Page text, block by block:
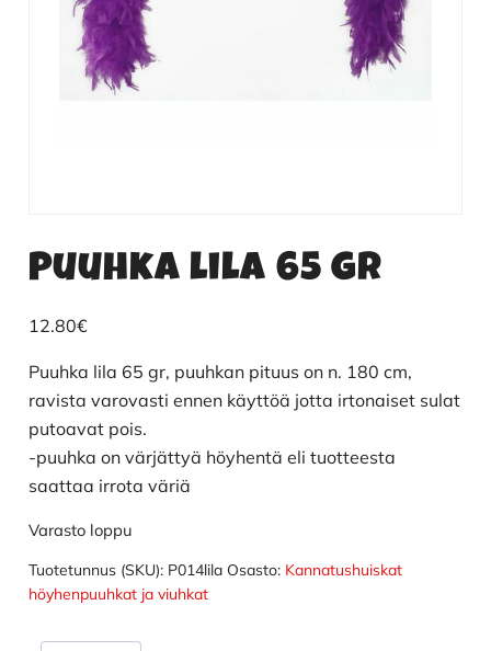
Puuhka lila 65 gr
12.80€
Puuhka lila 65 gr, puuhkan pituus on n. 180 cm,
ravista varovasti ennen käyttöä jotta irtonaiset sulat
putoavat pois.
-puuhka on värjättyä höyhentä eli tuotteesta
saattaa irrota väriä
Varasto loppu
Tuotetunnus (SKU): P014lila Osasto: Kannatushuiskat
höyhenpuuhkat ja viuhkat